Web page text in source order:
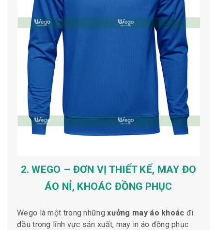
2. WEGO – ĐƠN VỊ THIẾT KẾ, MAY ĐO
ÁO NỈ, KHOÁC ĐỒNG PHỤC
Wego là một trong nhữngxưởng may áo khoác đi
đầu trong lĩnh vực sản xuất, may in áo đồng phục